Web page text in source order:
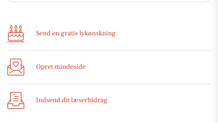
Send en gratis lykønskning
Opret mindeside
Indsend dit læserbidrag